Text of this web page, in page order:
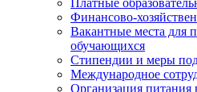
Платные
Финансово-
Вакантные места для
обучающихся
Стипендии и меры
Международное
Организация питания